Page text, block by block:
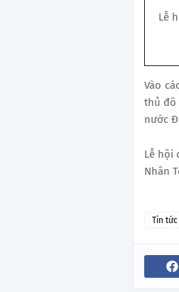
Lễ
Vào
thủ đô
nước
Lễ hội
Nhân
Tin tức